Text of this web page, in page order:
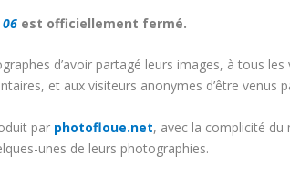
est officiellement fermé.
d’avoir partagé leurs images, à tous les
et aux visiteurs anonymes d’être venus
par photofloue.net, avec la complicité du
unes de leurs photographies.